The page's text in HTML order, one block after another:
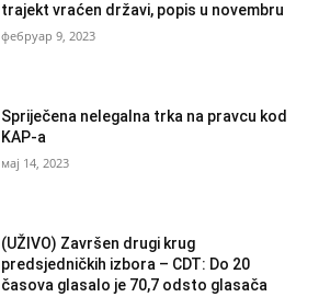
trajekt vraćen državi, popis u novembru
фебруар 9, 2023
Spriječena nelegalna trka na pravcu kod
KAP-a
мај 14, 2023
(UŽIVO) Završen drugi krug
predsjedničkih izbora – CDT: Do 20
časova glasalo je 70,7 odsto glasača